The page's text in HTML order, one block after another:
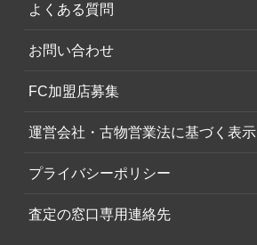
よくある質問
お問い合わせ
FC加盟店募集
運営会社・古物営業法に基づく表示
プライバシーポリシー
査定の窓口専用連絡先